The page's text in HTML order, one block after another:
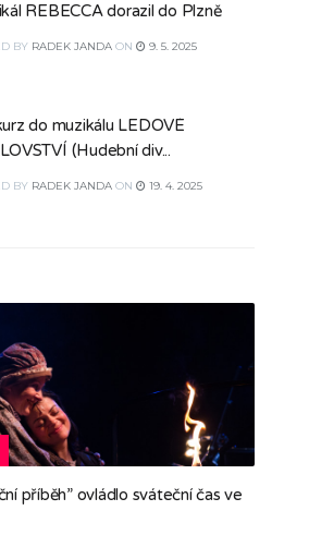
REBECCA dorazil do Plzně
BY RADEK JANDA ON 9. 5. 2025
do muzikálu LEDOVÉ
(Hudební div...
BY RADEK JANDA ON 19. 4. 2025
příběh” ovládlo sváteční čas ve